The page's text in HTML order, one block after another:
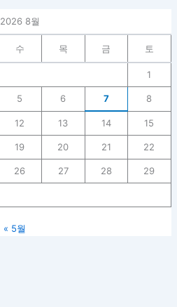
2026 8월
수 목 금 토
1
5 6 7 8
12 13 14 15
19 20 21 22
26 27 28 29
« 5월